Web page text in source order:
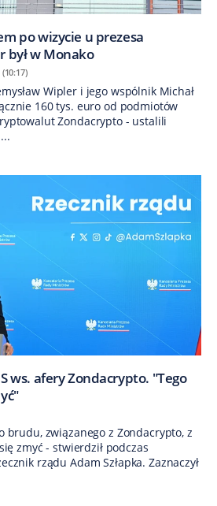
po wizycie u prezesa
był w Monako
Wipler i jego wspólnik Michał
160 tys. euro od podmiotów
Zondacrypto - ustalili
ws. afery Zondacrypto. "Tego
brudu, związanego z Zondacrypto, z
zmyć - stwierdził podczas
rządu Adam Szłapka. Zaznaczył